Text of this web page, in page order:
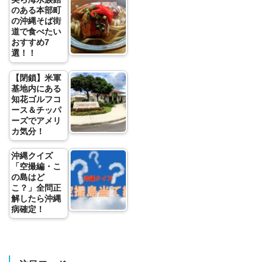
のある本部町
の沖縄そば街
道で食べたい
おすすめ7
選！！
【閉鎖】米軍
基地内にある
知花ゴルフコ
ース＆チッパ
ーズでアメリ
カ気分！
沖縄クイズ
「空撮編・こ
の島はど
こ？」全問正
解したら沖縄
病確定！